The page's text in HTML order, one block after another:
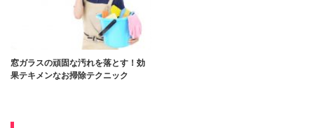
窓ガラスの頑固な汚れを落とす！効
果テキメンなお掃除テクニック